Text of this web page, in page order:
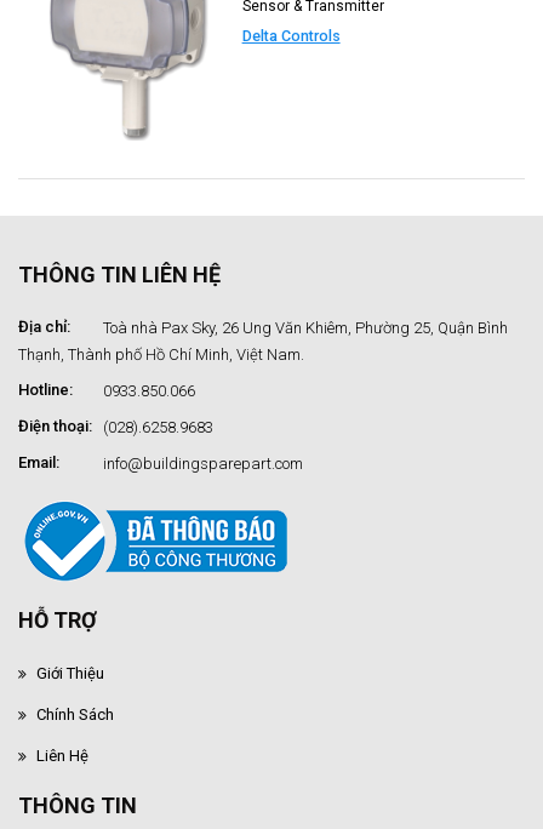
Sensor & Transmitter
Delta Controls
THÔNG TIN LIÊN HỆ
Địa chỉ:
Toà nhà Pax Sky, 26 Ung Văn Khiêm, Phường 25, Quận Bình
Thạnh, Thành phố Hồ Chí Minh, Việt Nam.
Hotline:
0933.850.066
Điện thoại:
(028).6258.9683
Email:
info@buildingsparepart.com
HỖ TRỢ
Giới Thiệu
Chính Sách
Liên Hệ
THÔNG TIN